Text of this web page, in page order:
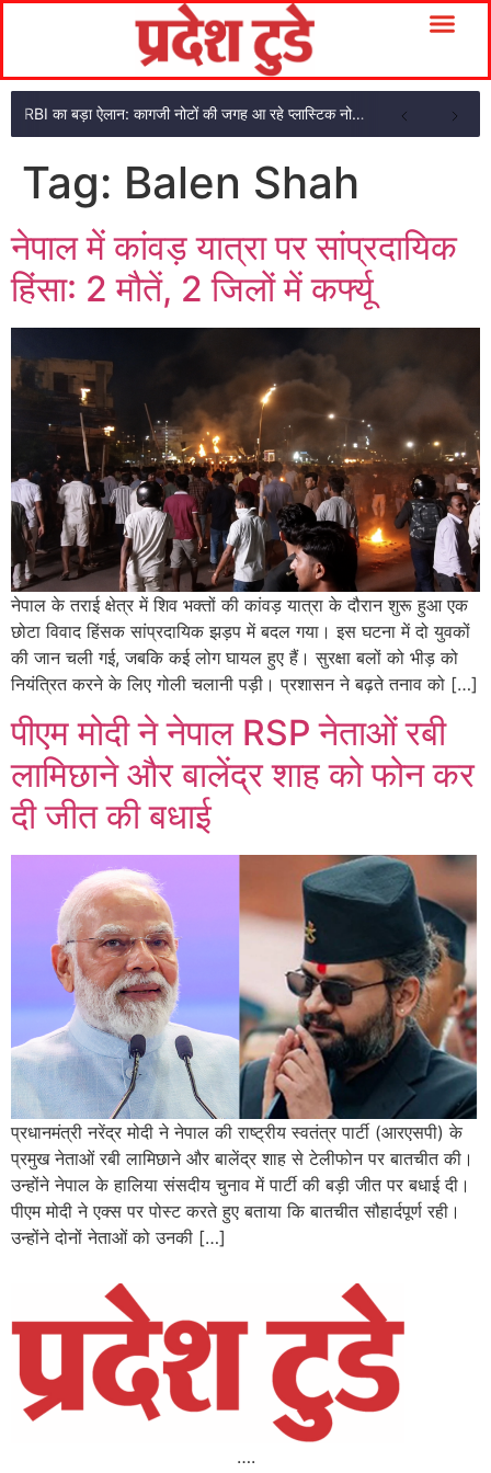
RBI का बड़ा ऐलान: कागजी नोटों की जगह आ रहे प्लास्टिक नोट, ₹10-₹20 के नोट बदल जाएंगे
Tag: Balen Shah
नेपाल में कांवड़ यात्रा पर सांप्रदायिक
हिंसा: 2 मौतें, 2 जिलों में कर्फ्यू
नेपाल के तराई क्षेत्र में शिव भक्तों की कांवड़ यात्रा के दौरान शुरू हुआ एक
छोटा विवाद हिंसक सांप्रदायिक झड़प में बदल गया। इस घटना में दो युवकों
की जान चली गई, जबकि कई लोग घायल हुए हैं। सुरक्षा बलों को भीड़ को
नियंत्रित करने के लिए गोली चलानी पड़ी। प्रशासन ने बढ़ते तनाव को […]
पीएम मोदी ने नेपाल RSP नेताओं रबी
लामिछाने और बालेंद्र शाह को फोन कर
दी जीत की बधाई
प्रधानमंत्री नरेंद्र मोदी ने नेपाल की राष्ट्रीय स्वतंत्र पार्टी (आरएसपी) के
प्रमुख नेताओं रबी लामिछाने और बालेंद्र शाह से टेलीफोन पर बातचीत की।
उन्होंने नेपाल के हालिया संसदीय चुनाव में पार्टी की बड़ी जीत पर बधाई दी।
पीएम मोदी ने एक्स पर पोस्ट करते हुए बताया कि बातचीत सौहार्दपूर्ण रही।
उन्होंने दोनों नेताओं को उनकी […]
….